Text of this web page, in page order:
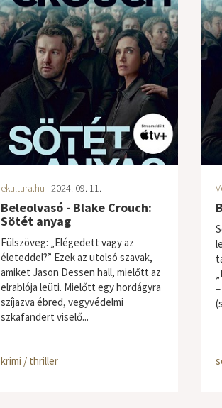
ekultura.hu | 2024. 09. 11.
Beleolvasó - Blake Crouch:
Sötét anyag
Fülszöveg: „Elégedett vagy az
életeddel?” Ezek az utolsó szavak,
amiket Jason Dessen hall, mielőtt az
elrablója leüti. Mielőtt egy hordágyra
szíjazva ébred, vegyvédelmi
szkafandert viselő...
krimi / thriller